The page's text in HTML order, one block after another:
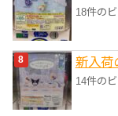
18件の
新入荷
14件の